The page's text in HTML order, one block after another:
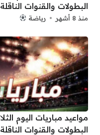
البطولات والقنوات الناقلة
منذ 8 أشهر رياضة
البطولات والقنوات الناقلة